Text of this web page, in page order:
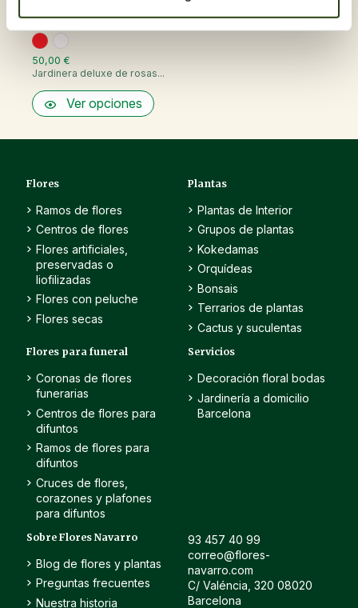
50,00 €
Jardinera deluxe de rosas...
Ver opciones
Flores
Ramos de flores
Centros de flores
Flores artificiales,
preservadas o
liofilizadas
Flores con peluche
Flores secas
Plantas
Plantas de Interior
Grupos de plantas
Kokedamas
Orquídeas
Bonsais
Terrarios de plantas
Cactus y suculentas
Flores para funeral
Coronas de flores
funerarias
Centros de flores para
difuntos
Ramos de flores para
difuntos
Cruces de flores,
corazones y plafones
para difuntos
Servicios
Decoración floral bodas
Jardinería a domicilio
Barcelona
Sobre Flores Navarro
Blog de flores y plantas
Preguntas frecuentes
Nuestra historia
93 457 40 99
correo@flores-
navarro.com
C/ Valéncia, 320 08020
Barcelona